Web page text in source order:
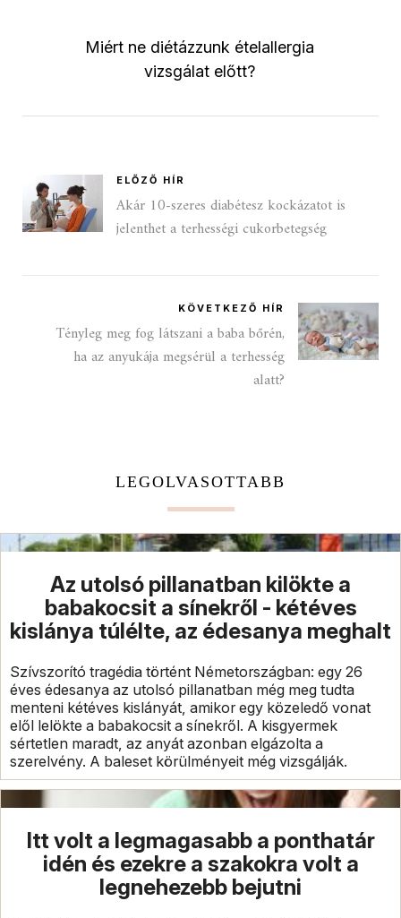
Miért ne diétázzunk ételallergia
vizsgálat előtt?
ELŐZŐ HÍR
Akár 10-szeres diabétesz kockázatot is
jelenthet a terhességi cukorbetegség
KÖVETKEZŐ HÍR
Tényleg meg fog látszani a baba bőrén,
ha az anyukája megsérül a terhesség
alatt?
LEGOLVASOTTABB
Az utolsó pillanatban kilökte a
babakocsit a sínekről - kétéves
kislánya túlélte, az édesanya meghalt
Szívszorító tragédia történt Németországban: egy 26
éves édesanya az utolsó pillanatban még meg tudta
menteni kétéves kislányát, amikor egy közeledő vonat
elől lelökte a babakocsit a sínekről. A kisgyermek
sértetlen maradt, az anyát azonban elgázolta a
szerelvény. A baleset körülményeit még vizsgálják.
Itt volt a legmagasabb a ponthatár
idén és ezekre a szakokra volt a
legnehezebb bejutni